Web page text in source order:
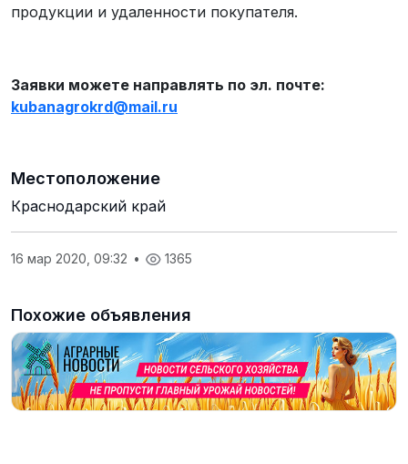
продукции и удаленности покупателя.
Заявки можете направлять по эл. почте:
kubanagrokrd@mail.ru
Местоположение
Краснодарский край
16 мар 2020, 09:32 • 1365
Похожие объявления